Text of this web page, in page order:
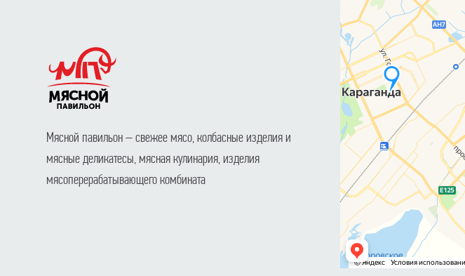
Мясной павильон – свежее мясо, колбасные изделия и
мясные деликатесы, мясная кулинария, изделия
мясоперерабатывающего комбината